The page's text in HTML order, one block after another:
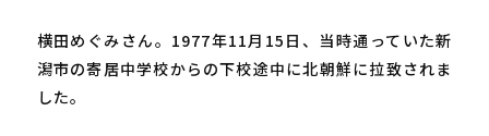
横田めぐみさん。1977年11月15日、当時通っていた新
潟市の寄居中学校からの下校途中に北朝鮮に拉致されま
した。